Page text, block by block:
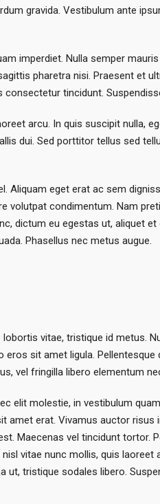
gravida. Vestibulum ante
imperdiet. Nulla semper
pharetra nisi. Praesent et
tincidunt.
arcu. In quis suscipit nulla,
dui. Sed porttitor tellus sed
Aliquam eget erat ac sem
volutpat condimentum. Nam
dictum eu egestas ut, aliquet
Phasellus nec metus augue.
vitae, tristique id metus.
sit amet ligula.
vel fringilla libero elementum
elit molestie, in vestibulum
erat. Vivamus auctor
Maecenas vel tincidunt tortor.
vitae nunc mollis, quis
ut, tristique sodales libero.